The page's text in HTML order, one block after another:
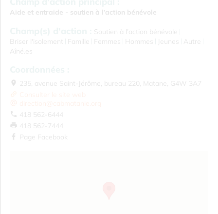
Aide et entraide - soutien à l’action bénévole
Soutien à l’action bénévole
Briser l'isolement
Famille Femmes Hommes Jeunes
Autre
Aîné.es
235, avenue Saint-Jérôme, bureau 220, Matane, G4W 3A7
418 562-6444
418 562-7444
Page Facebook